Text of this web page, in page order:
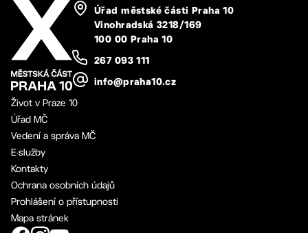
Úřad městské části Praha 10
Vinohradská 3218/169
100 00 Praha 10
267 093 111
info@praha10.cz
Život v Praze 10
Úřad MČ
Vedení a správa MČ
E-služby
Kontakty
Ochrana osobních údajů
Prohlášení o přístupnosti
Mapa stránek